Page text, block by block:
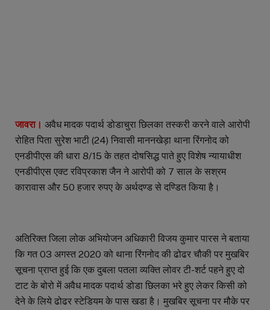
जावरा। अवैध मादक पदार्थ डोडाचुरा छिलका तस्करी करने वाले आरोपी
रोहित पिता सुरेश भाटी (24) निवासी माननखेड़ा थाना रिंगनोद को
एनडीपीएस की धारा 8/15 के तहत दोषसिद्ध पाते हुए विशेष न्यायाधीश
एनडीपीएस एक्ट रविप्रकाश जैन ने आरोपी को 7 साल के सश्रम
कारावास और 50 हजार रुपए के अर्थदण्ड से दण्डित किया है।
अतिरिक्त जिला लोक अभियोजन अधिकारी विजय कुमार पारस ने बताया
कि गत 03 अगस्त 2020 को थाना रिंगनोद की ढोढर चौकी पर मुखबिर
सूचना प्राप्त हुई कि एक दुबला पतला व्यक्ति लोवर टी-शर्ट पहने हुए दो
टाट के बोरो में अवैध मादक पदार्थ डोडा छिलका भरे हुए लेकर किसी को
देने के लिये ढोढर स्टेडियम के पास खडा है। मुखबिर सूचना पर मौके पर